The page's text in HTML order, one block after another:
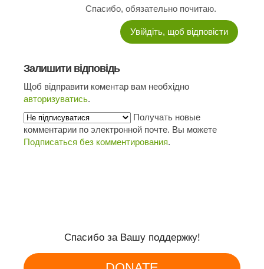
Спасибо, обязательно почитаю.
Увійдіть, щоб відповісти
Залишити відповідь
Щоб відправити коментар вам необхідно
авторизуватись.
Получать новые
комментарии по электронной почте. Вы можете
Подписаться без комментирования.
Спасибо за Вашу поддержку!